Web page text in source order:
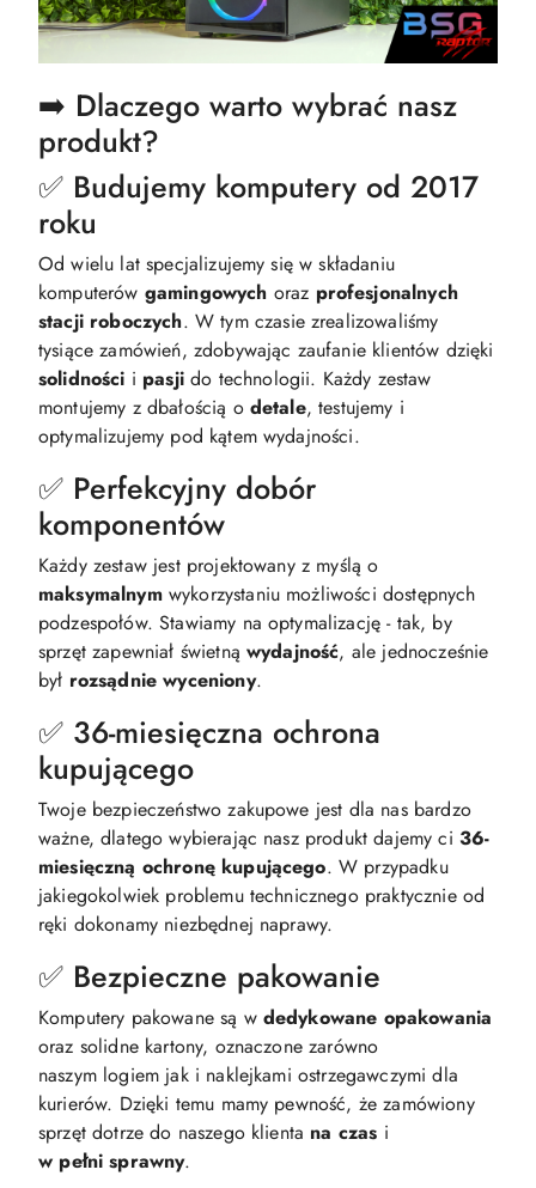
➡️ Dlaczego warto wybrać nasz
produkt?
✅ Budujemy komputery od 2017
roku
Od wielu lat specjalizujemy się w składaniu
komputerów gamingowych oraz profesjonalnych
stacji roboczych. W tym czasie zrealizowaliśmy
tysiące zamówień, zdobywając zaufanie klientów dzięki
solidności i pasjido technologii. Każdy zestaw
montujemy z dbałością o detale, testujemy i
optymalizujemy pod kątem wydajności.​
✅ Perfekcyjny dobór
komponentów
Każdy zestaw jest projektowany z myślą o
maksymalnymwykorzystaniu możliwości dostępnych
podzespołów. Stawiamy na optymalizację - tak, by
sprzęt zapewniał świetnąwydajność, ale jednocześnie
był rozsądnie wyceniony.
✅ 36-miesięczna ochrona
kupującego
Twoje bezpieczeństwo zakupowe jest dla nas bardzo
ważne, dlatego wybierając nasz produkt dajemy ci 36-
miesięczną ochronę kupującego. W przypadku
jakiegokolwiek problemu technicznego praktycznie od
ręki dokonamy niezbędnej naprawy.
✅ Bezpieczne pakowanie
Komputery pakowane są w dedykowane opakowania
oraz solidne kartony, oznaczone zarówno
naszym logiem jak i naklejkami ostrzegawczymi dla
kurierów. Dzięki temu mamy pewność, że zamówiony
sprzęt dotrze do naszego klienta na czas i
w pełni sprawny.